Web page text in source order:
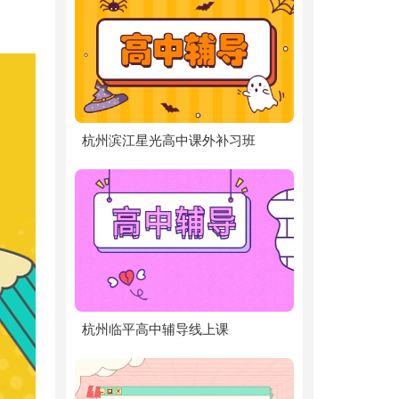
杭州滨江星光高中课外补习班
杭州临平高中辅导线上课